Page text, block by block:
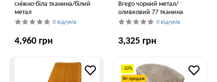
сніжно-біла тканина/білий
метал
0 відгуків
4,960 грн
Brego чорний метал/
оливковий 77 тканина
0 відгуків
3,325 грн
-10%
Хіт продаж